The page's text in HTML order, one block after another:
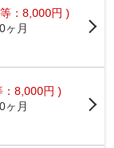
：8,000円 )
0ヶ月
：8,000円 )
0ヶ月